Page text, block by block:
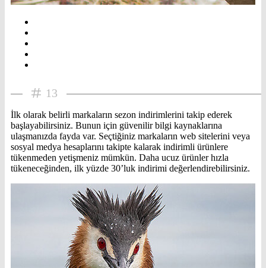
13
İlk olarak belirli markaların sezon indirimlerini takip ederek
başlayabilirsiniz. Bunun için güvenilir bilgi kaynaklarına
ulaşmanızda fayda var. Seçtiğiniz markaların web sitelerini veya
sosyal medya hesaplarını takipte kalarak indirimli ürünlere
tükenmeden yetişmeniz mümkün. Daha ucuz ürünler hızla
tükeneceğinden, ilk yüzde 30’luk indirimi değerlendirebilirsiniz.